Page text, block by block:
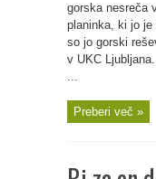
gorska nesreča
planinka, ki jo
so jo gorski
v UKC
...
Preberi več »